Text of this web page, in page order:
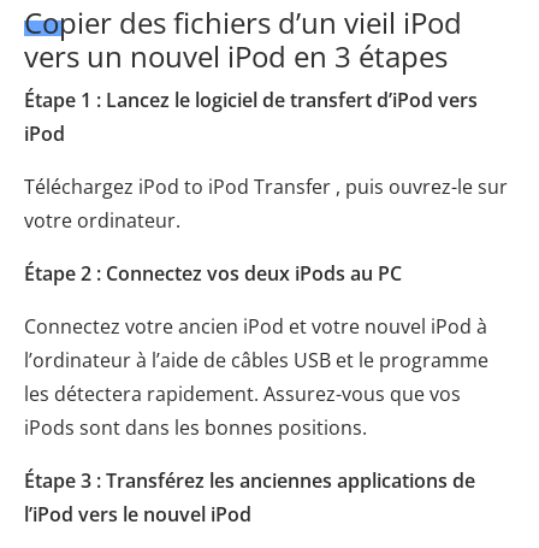
Copier des fichiers d’un vieil iPod
vers un nouvel iPod en 3 étapes
Étape 1 : Lancez le logiciel de transfert d’iPod vers
iPod
Téléchargez iPod to iPod Transfer , puis ouvrez-le sur
votre ordinateur.
Étape 2 : Connectez vos deux iPods au PC
Connectez votre ancien iPod et votre nouvel iPod à
l’ordinateur à l’aide de câbles USB et le programme
les détectera rapidement. Assurez-vous que vos
iPods sont dans les bonnes positions.
Étape 3 : Transférez les anciennes applications de
l’iPod vers le nouvel iPod